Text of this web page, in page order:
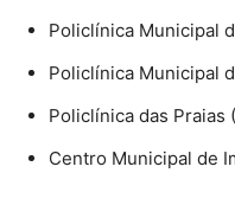
Policlínica Municipal
Policlínica Municipal
Policlínica das Praias
Centro Municipal de